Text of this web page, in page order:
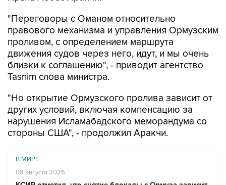
проливом, с определением маршрута
движения судов через него, идут, и мы очень
близки к соглашению", - приводит агентство
Tasnim слова министра.
"Но открытие Ормузского пролива зависит от
нарушения Исламабадского меморандума со
стороны США", - продолжил Аракчи.
В МИРЕ
КСИР отметил, что снятие блокады с Ормуза зависит
от согласия США на условия Ирана